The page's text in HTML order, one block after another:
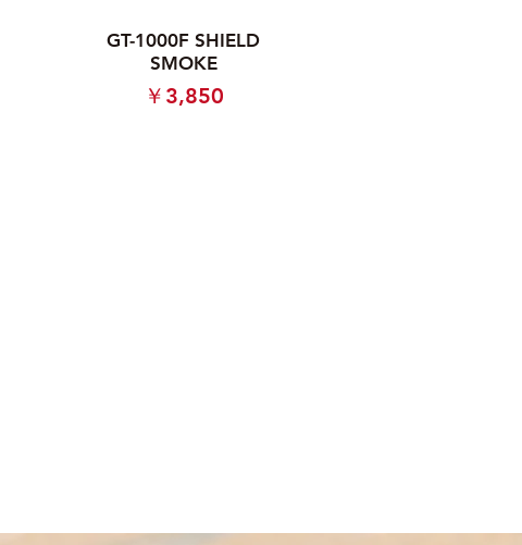
GT-1000F SHIELD
SMOKE
価格
￥3,850